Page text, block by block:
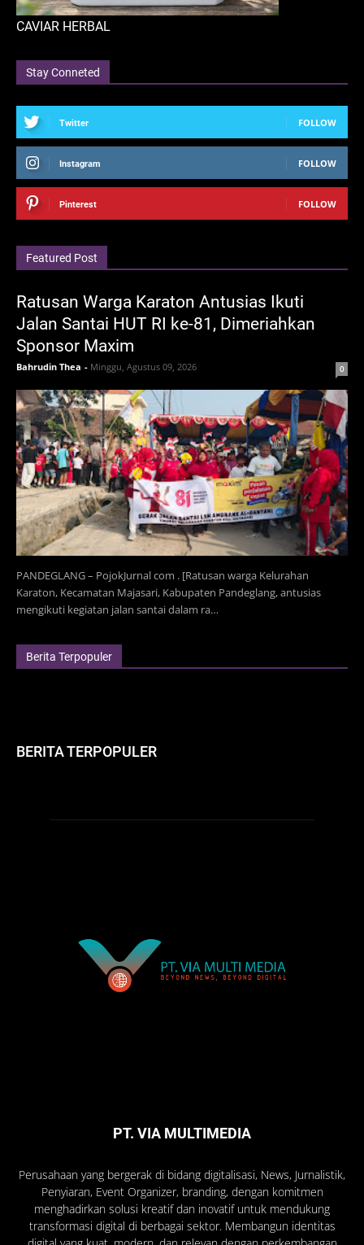
CAVIAR HERBAL
Stay Conneted
Twitter FOLLOW
Instagram FOLLOW
Pinterest FOLLOW
Featured Post
Ratusan Warga Karaton Antusias Ikuti
Jalan Santai HUT RI ke-81, Dimeriahkan
Sponsor Maxim
Bahrudin Thea - Minggu, Agustus 09, 2026 0
PANDEGLANG – PojokJurnal com . [Ratusan warga Kelurahan
Karaton, Kecamatan Majasari, Kabupaten Pandeglang, antusias
mengikuti kegiatan jalan santai dalam ra…
Berita Terpopuler
BERITA TERPOPULER
PT. VIA MULTIMEDIA
Perusahaan yang bergerak di bidang digitalisasi, News, Jurnalistik,
Penyiaran, Event Organizer, branding, dengan komitmen
menghadirkan solusi kreatif dan inovatif untuk mendukung
transformasi digital di berbagai sektor. Membangun identitas